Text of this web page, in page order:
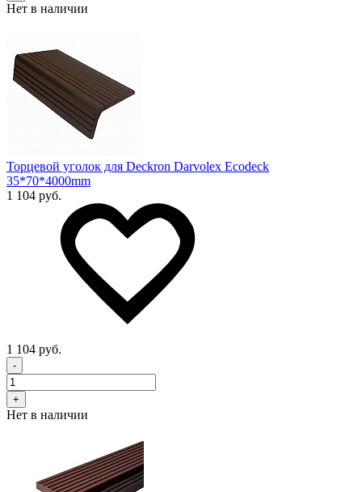
Нет в наличии
Торцевой уголок для Deckron Darvolex Ecodeck
35*70*4000mm
1 104 руб.
1 104 руб.
-
+
Нет в наличии